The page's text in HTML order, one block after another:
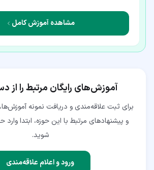
مشاهده آموزش کامل
آموزش‌های رایگان مرتبط را از
برای ثبت علاقه‌مندی و دریافت نمونه
و پیشنهادهای مرتبط با این حوزه، ابتدا
شوید.
ورود و اعلام علاقه‌مندی